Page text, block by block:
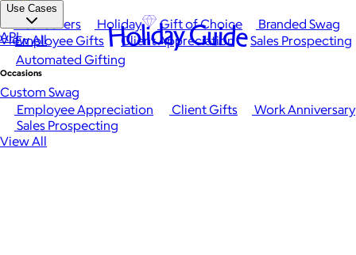
Best Sellers Holiday Gift of Choice
Branded Swag
View All
Occasions
Employee Appreciation Client Gifts
Work Anniversary
Sales Prospecting
View All
Use Cases
Employee Gifts Client Appreciation
Sales Prospecting
Automated Gifting
Custom Swag
API Holiday Guide